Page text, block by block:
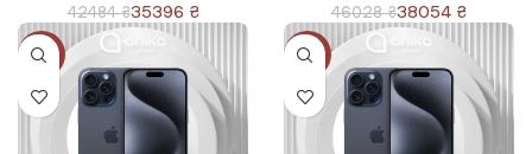
42484₴35396 ₴ 46028₴38054 ₴
-17% -17%